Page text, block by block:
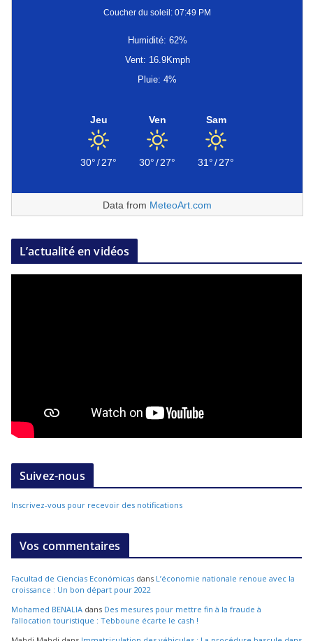
Coucher du soleil: 07:49 PM
Humidité: 62%
Vent: 16.9Kmph
Pluie: 4%
Jeu
30°/27°
Ven
30°/27°
Sam
31°/27°
Data from MeteoArt.com
L’actualité en vidéos
Suivez-nous
Inscrivez-vous pour recevoir des notifications
Vos commentaires
Facultad de Ciencias Económicas dans L’économie nationale renoue avec la
croissance : Un bon départ pour 2022
Mohamed BENALIA dans Des mesures pour mettre fin à la fraude à
l’allocation touristique : Tebboune écarte le cash !